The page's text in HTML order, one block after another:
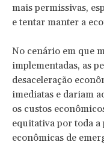
mais permissivas,
e tentar manter a
No cenário em que
implementadas, as
desaceleração
imediatas e dariam
os custos
equitativa por toda a
econômicas de